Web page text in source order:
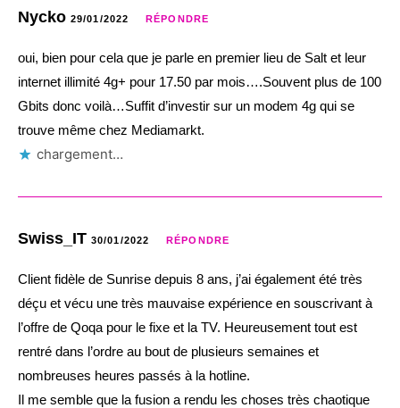
Nycko 29/01/2022 RÉPONDRE
oui, bien pour cela que je parle en premier lieu de Salt et leur
internet illimité 4g+ pour 17.50 par mois….Souvent plus de 100
Gbits donc voilà…Suffit d’investir sur un modem 4g qui se
trouve même chez Mediamarkt.
chargement…
Swiss_IT 30/01/2022 RÉPONDRE
Client fidèle de Sunrise depuis 8 ans, j’ai également été très
déçu et vécu une très mauvaise expérience en souscrivant à
l’offre de Qoqa pour le fixe et la TV. Heureusement tout est
rentré dans l’ordre au bout de plusieurs semaines et
nombreuses heures passés à la hotline.
Il me semble que la fusion a rendu les choses très chaotique